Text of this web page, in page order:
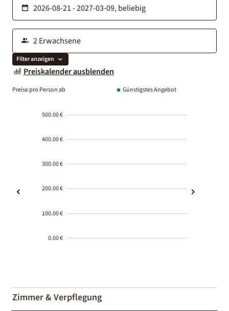
Filter anzeigen
Preiskalender ausblenden
Preise pro Person ab Günstigstes Angebot
500.00 €
400.00 €
300.00 €
200.00 €
100.00 €
0.00 €
01-02
Zimmer & Verpflegung